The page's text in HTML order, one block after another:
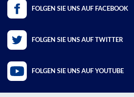
FOLGEN SIE UNS AUF FACEBOOK
FOLGEN SIE UNS AUF TWITTER
FOLGEN SIE UNS AUF YOUTUBE